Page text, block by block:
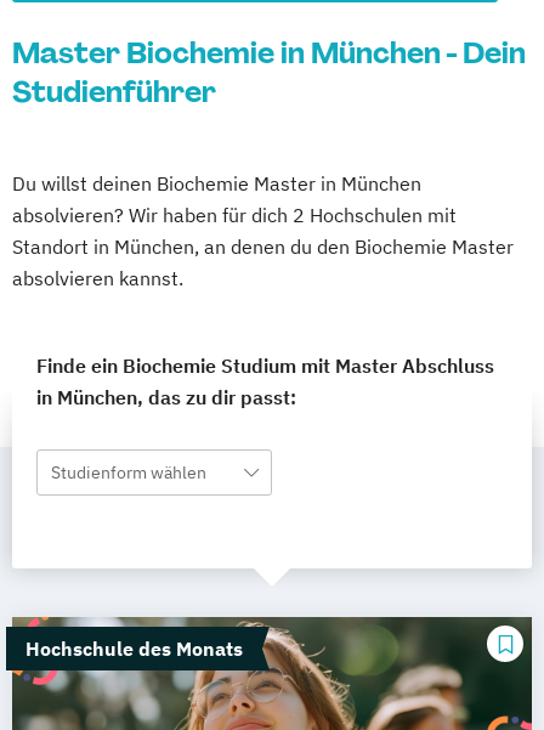
Master Biochemie in München - Dein
Studienführer
Du willst deinen Biochemie Master in München
absolvieren? Wir haben für dich 2 Hochschulen mit
Standort in München, an denen du den Biochemie Master
absolvieren kannst.
Finde ein Biochemie Studium mit Master Abschluss
in München, das zu dir passt:
Studienform wählen
Hochschule des Monats